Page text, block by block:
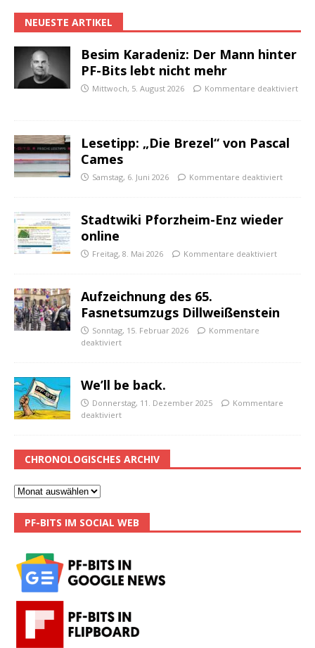
NEUESTE ARTIKEL
Besim Karadeniz: Der Mann hinter
PF-Bits lebt nicht mehr
Mittwoch, 5. August 2026 Kommentare deaktiviert
Lesetipp: „Die Brezel“ von Pascal
Cames
Samstag, 6. Juni 2026 Kommentare deaktiviert
Stadtwiki Pforzheim-Enz wieder
online
Freitag, 8. Mai 2026 Kommentare deaktiviert
Aufzeichnung des 65.
Fasnetsumzugs Dillweißenstein
Sonntag, 15. Februar 2026
Kommentare
deaktiviert
We’ll be back.
Donnerstag, 11. Dezember 2025
Kommentare
deaktiviert
CHRONOLOGISCHES ARCHIV
PF-BITS IM SOCIAL WEB